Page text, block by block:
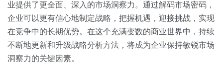
业提供了更全面、深入的市场洞察力。通过解码市场密码，
企业可以更有信心地制定战略，把握机遇，迎接挑战，实现
在竞争中的长期优势。在这个充满变数的商业世界中，持续
不断地更新和升级战略分析方法，将成为企业保持敏锐市场
洞察力的关键因素。